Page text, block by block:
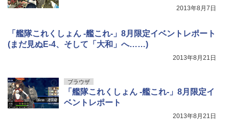
2013年8月7日
「艦隊これくしょん -艦これ-」8月限定イベントレポート
(まだ見ぬE-4、そして「大和」へ……)
2013年8月21日
ブラウザ
「艦隊これくしょん -艦これ-」8月限定イ
ベントレポート
2013年8月21日